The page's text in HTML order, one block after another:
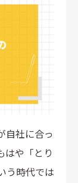
自社に合っ
はや「とり
う時代では